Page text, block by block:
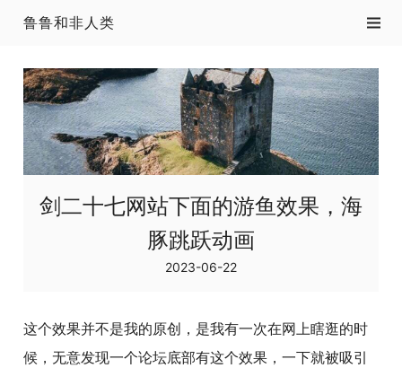
鲁鲁和非人类
剑二十七网站下面的游鱼效果，海
豚跳跃动画
2023-06-22
这个效果并不是我的原创，是我有一次在网上瞎逛的时
候，无意发现一个论坛底部有这个效果，一下就被吸引